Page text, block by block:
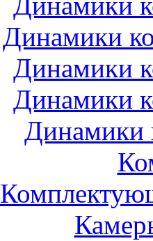
Динамики
Динамики
Динамики
Динамики